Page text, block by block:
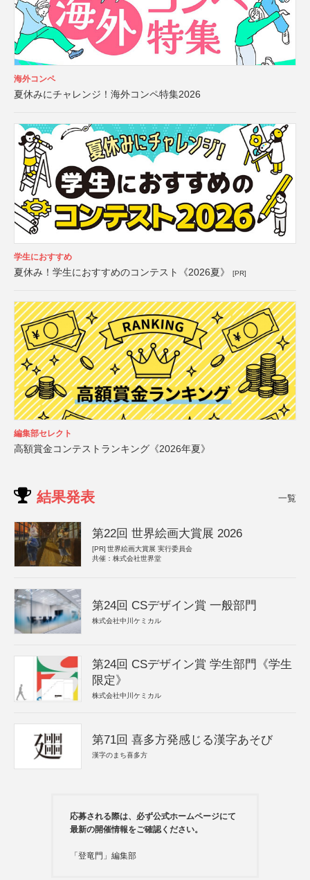
海外コンペ
夏休みにチャレンジ！海外コンペ特集2026
学生におすすめ
夏休み！学生におすすめのコンテスト《2026夏》 [PR]
編集部セレクト
高額賞金コンテストランキング《2026年夏》
結果発表 一覧
第22回 世界絵画大賞展 2026
[PR] 世界絵画大賞展 実行委員会
共催：株式会社世界堂
第24回 CSデザイン賞 一般部門
株式会社中川ケミカル
第24回 CSデザイン賞 学生部門《学生
限定》
株式会社中川ケミカル
第71回 喜多方発感じる漢字あそび
漢字のまち喜多方
応募される際は、必ず公式ホームページにて
最新の開催情報をご確認ください。
「登竜門」編集部